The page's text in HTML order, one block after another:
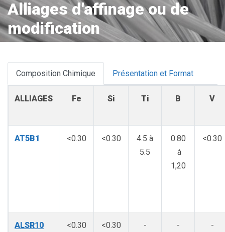
Alliages d'affinage ou de
modification
Composition Chimique Présentation et Format
ALLIAGES Fe Si Ti B V
AT5B1 <0.30 <0.30
4.5 à
5.5
0.80
à
1,20
<0.30
ALSR10 <0.30 <0.30 - - -